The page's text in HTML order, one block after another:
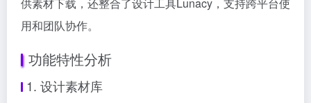
用和团队协作。
功能特性分析
1. 设计素材库